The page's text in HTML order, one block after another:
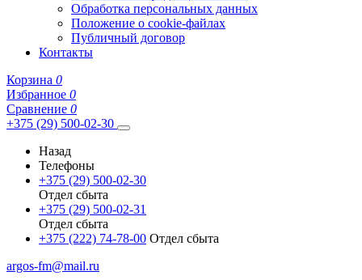
Обработка персональных данных
Положение о cookie-файлах
Публичный договор
Контакты
Корзина 0
Избранное 0
Сравнение 0
+375 (29) 500-02-30
Назад
Телефоны
+375 (29) 500-02-30
Отдел сбыта
+375 (29) 500-02-31
Отдел сбыта
+375 (222) 74-78-00 Отдел сбыта
argos-fm@mail.ru